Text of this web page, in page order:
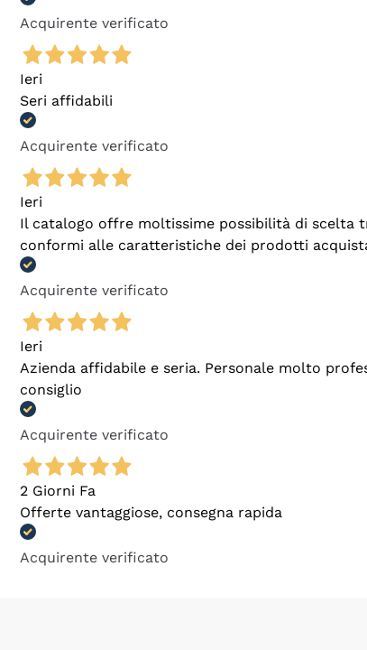
Acquirente verificato
Ieri
Seri affidabili
Acquirente verificato
Ieri
Il catalogo offre moltissime possibilità di scelta
conformi alle caratteristiche dei prodotti
Acquirente verificato
Ieri
Azienda affidabile e seria. Personale molto
consiglio
Acquirente verificato
2 Giorni Fa
Offerte vantaggiose, consegna rapida
Acquirente verificato